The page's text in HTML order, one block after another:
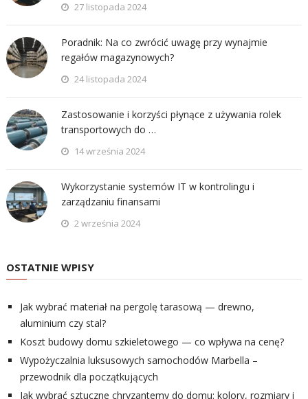
27 listopada 2024
Poradnik: Na co zwrócić uwagę przy wynajmie
regałów magazynowych?
24 listopada 2024
Zastosowanie i korzyści płynące z używania rolek
transportowych do …
14 września 2024
Wykorzystanie systemów IT w kontrolingu i
zarządzaniu finansami
2 września 2024
OSTATNIE WPISY
Jak wybrać materiał na pergolę tarasową — drewno,
aluminium czy stal?
Koszt budowy domu szkieletowego — co wpływa na cenę?
Wypożyczalnia luksusowych samochodów Marbella –
przewodnik dla początkujących
Jak wybrać sztuczne chryzantemy do domu: kolory, rozmiary i